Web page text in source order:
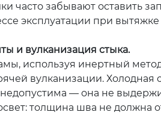
часто забывают оставить
эксплуатации при
и вулканизация стыка.
используя инертный
вулканизации. Холодная
— она не
толщина шва не должна